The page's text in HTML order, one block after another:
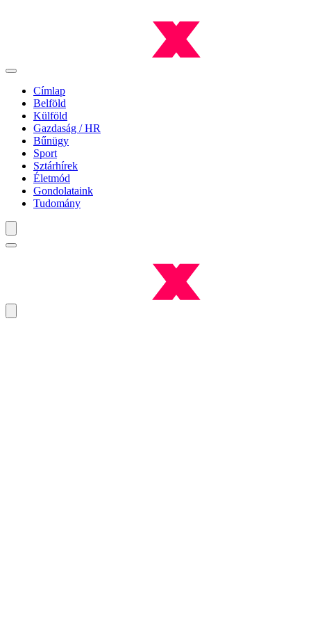
Címlap
Belföld
Külföld
Gazdaság / HR
Bűnügy
Sport
Sztárhírek
Életmód
Gondolataink
Tudomány